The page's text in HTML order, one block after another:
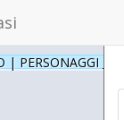
| PERSONAGGI _